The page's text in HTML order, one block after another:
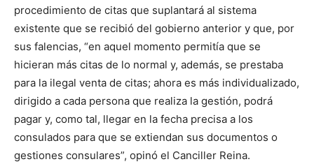
procedimiento de citas que suplantará al sistema
existente que se recibió del gobierno anterior y que, por
sus falencias, “en aquel momento permitía que se
hicieran más citas de lo normal y, además, se prestaba
para la ilegal venta de citas; ahora es más individualizado,
dirigido a cada persona que realiza la gestión, podrá
pagar y, como tal, llegar en la fecha precisa a los
consulados para que se extiendan sus documentos o
gestiones consulares”, opinó el Canciller Reina.